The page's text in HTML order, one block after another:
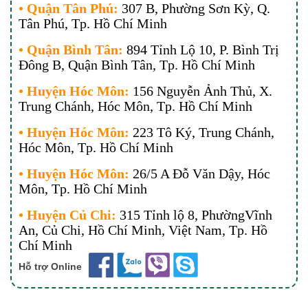
• Quận Tân Phú: 307 B, Phường Sơn Kỳ, Q.
Tân Phú, Tp. Hồ Chí Minh
• Quận Bình Tân: 894 Tỉnh Lộ 10, P. Bình Trị
Đông B, Quận Bình Tân, Tp. Hồ Chí Minh
• Huyện Hóc Môn: 156 Nguyễn Ảnh Thủ, X.
Trung Chánh, Hóc Môn, Tp. Hồ Chí Minh
• Huyện Hóc Môn: 223 Tô Ký, Trung Chánh,
Hóc Môn, Tp. Hồ Chí Minh
• Huyện Hóc Môn: 26/5 A Đỗ Văn Dậy, Hóc
Môn, Tp. Hồ Chí Minh
• Huyện Củ Chi: 315 Tỉnh lộ 8, PhườngVĩnh
An, Củ Chi, Hồ Chí Minh, Việt Nam, Tp. Hồ
Chí Minh
Hỗ trợ Online